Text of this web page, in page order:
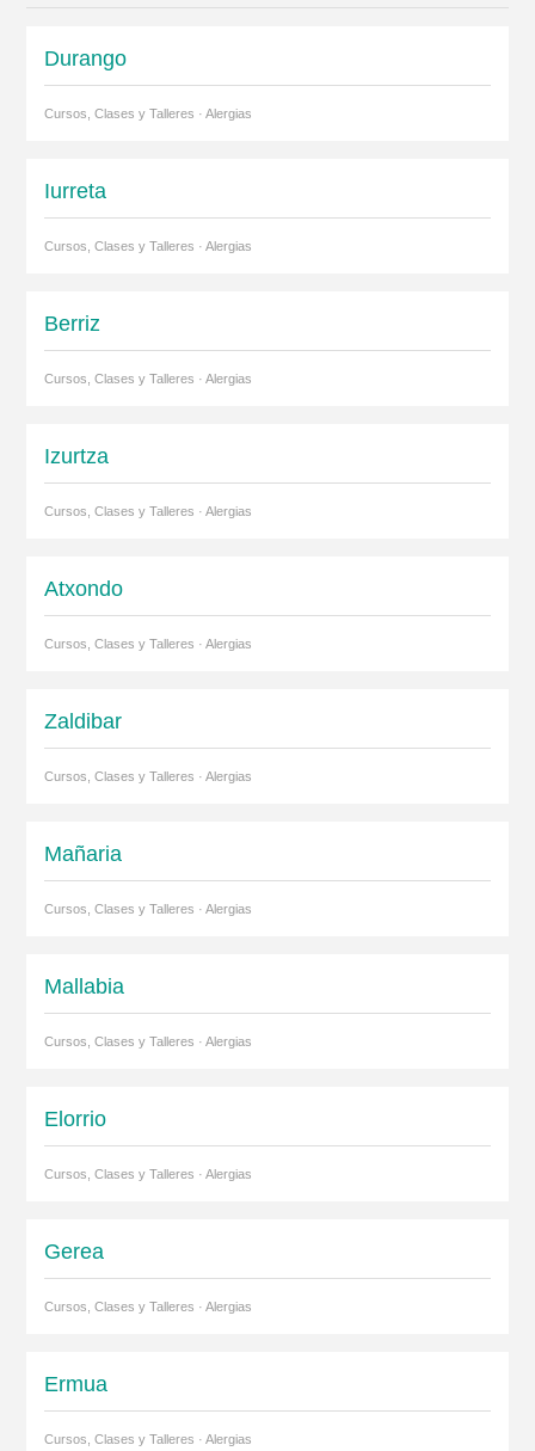
Durango
Cursos, Clases y Talleres · Alergias
Iurreta
Cursos, Clases y Talleres · Alergias
Berriz
Cursos, Clases y Talleres · Alergias
Izurtza
Cursos, Clases y Talleres · Alergias
Atxondo
Cursos, Clases y Talleres · Alergias
Zaldibar
Cursos, Clases y Talleres · Alergias
Mañaria
Cursos, Clases y Talleres · Alergias
Mallabia
Cursos, Clases y Talleres · Alergias
Elorrio
Cursos, Clases y Talleres · Alergias
Gerea
Cursos, Clases y Talleres · Alergias
Ermua
Cursos, Clases y Talleres · Alergias